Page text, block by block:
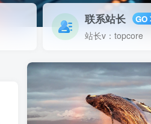
联系站长 GO
站长v：topcore